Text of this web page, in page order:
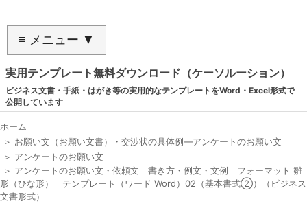
≡ メニュー ▼
実用テンプレート無料ダウンロード（ケーソルーション）
ビジネス文書・手紙・はがき等の実用的なテンプレートをWord・Excel形式で
公開しています
ホーム
＞ お願い文（お願い文書）・交渉状の具体例―アンケートのお願い文
＞ アンケートのお願い文
＞ アンケートのお願い文・依頼文 書き方・例文・文例 フォーマット 雛
形（ひな形） テンプレート（ワード Word）02（基本書式②）（ビジネス
文書形式）